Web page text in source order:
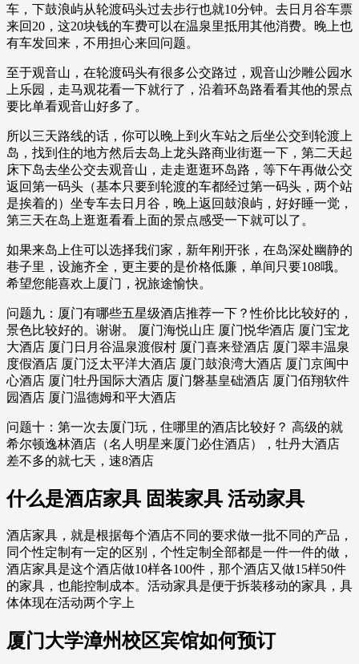
车，下鼓浪屿从轮渡码头过去步行也就10分钟。去日月谷车票
来回20，这20块钱的车费可以在温泉里抵用其他消费。晚上也
有车发回来，不用担心来回问题。
至于观音山，在轮渡码头有很多公交路过，观音山沙雕公园水
上乐园，走马观花看一下就行了，沿着环岛路看看其他的景点
要比单看观音山好多了。
所以三天路线的话，你可以晚上到火车站之后坐公交到轮渡上
岛，找到住的地方然后去岛上龙头路商业街逛一下，第二天起
床下岛去坐公交去观音山，走走逛逛环岛路，等下午再做公交
返回第一码头（基本只要到轮渡的车都经过第一码头，两个站
是挨着的）坐专车去日月谷，晚上返回鼓浪屿，好好睡一觉，
第三天在岛上逛逛看看上面的景点感受一下就可以了。
如果来岛上住可以选择我们家，新年刚开张，在岛深处幽静的
巷子里，设施齐全，更主要的是价格低廉，单间只要108哦。
希望您能喜欢上厦门，祝旅途愉快。
问题九：厦门有哪些五星级酒店推荐一下？性价比比较好的，
景色比较好的。谢谢。 厦门海悦山庄 厦门悦华酒店 厦门宝龙
大酒店 厦门日月谷温泉渡假村 厦门喜来登酒店 厦门翠丰温泉
度假酒店 厦门泛太平洋大酒店 厦门鼓浪湾大酒店 厦门京闽中
心酒店 厦门牡丹国际大酒店 厦门磐基皇础酒店 厦门佰翔软件
园酒店 厦门温德姆和平大酒店
问题十：第一次去厦门玩，住哪里的酒店比较好？ 高级的就
希尔顿逸林酒店（名人明星来厦门必住酒店），牡丹大酒店
差不多的就七天，速8酒店
什么是酒店家具 固装家具 活动家具
酒店家具，就是根据每个酒店不同的要求做一批不同的产品，
同个性定制有一定的区别，个性定制全部都是一件一件的做，
酒店家具是这个酒店做10样各100件，那个酒店又做15样50件
的家具，也能控制成本。活动家具是便于拆装移动的家具，具
体体现在活动两个字上
厦门大学漳州校区宾馆如何预订